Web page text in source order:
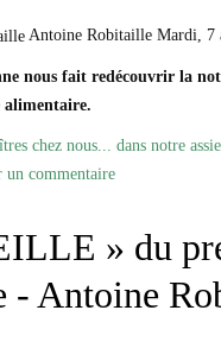
Antoine Robitaille Mardi, 7
nous fait redécouvrir la
alimentaire.
chez nous... dans notre
un commentaire
» du
- Antoine